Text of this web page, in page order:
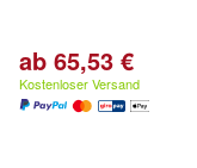
ab 65,53 €
Kostenloser Versand